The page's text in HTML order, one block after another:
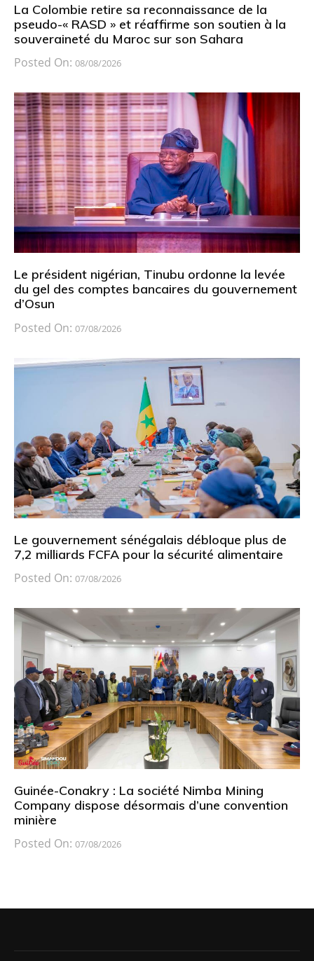
La Colombie retire sa reconnaissance de la
pseudo-« RASD » et réaffirme son soutien à la
souveraineté du Maroc sur son Sahara
Posted On: 08/08/2026
Le président nigérian, Tinubu ordonne la levée
du gel des comptes bancaires du gouvernement
d’Osun
Posted On: 07/08/2026
Le gouvernement sénégalais débloque plus de
7,2 milliards FCFA pour la sécurité alimentaire
Posted On: 07/08/2026
Guinée-Conakry : La société Nimba Mining
Company dispose désormais d’une convention
minière
Posted On: 07/08/2026